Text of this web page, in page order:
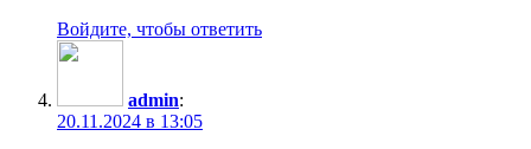
Войдите, чтобы ответить
admin:
20.11.2024 в 13:05